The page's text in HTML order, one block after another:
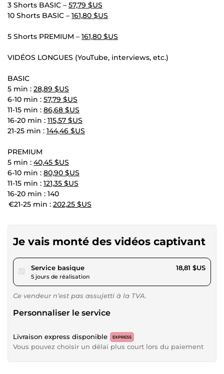
3 Shorts BASIC – 57,79 $US
10 Shorts BASIC – 161,80 $US
5 Shorts PREMIUM – 161,80 $US
VIDÉOS LONGUES (YouTube, interviews, etc.)
BASIC
5 min : 28,89 $US
6-10 min : 57,79 $US
11-15 min : 86,68 $US
16-20 min : 115,57 $US
21-25 min : 144,46 $US
PREMIUM
5 min : 40,45 $US
6-10 min : 80,90 $US
11-15 min : 121,35 $US
16-20 min : 140
€21-25 min : 202,25 $US
Je vais monté des vidéos captivant
Service basiquepour 17,34 $US
5 jours de réalisation
18,81 $US
Ce vendeur n’est pas assujetti à la TVA.
Personnaliser le service
Livraison express disponible EXPRESS
Vous pouvez choisir un délai plus court lors du paiement